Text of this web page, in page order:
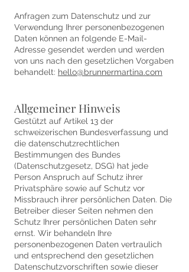
Anfragen zum Datenschutz und zur
Verwendung Ihrer personenbezogenen
Daten können an folgende E-Mail-
Adresse gesendet werden und werden
von uns nach den gesetzlichen Vorgaben
behandelt: hello@brunnermartina.com
Allgemeiner Hinweis
Gestützt auf Artikel 13 der
schweizerischen Bundesverfassung und
die datenschutzrechtlichen
Bestimmungen des Bundes
(Datenschutzgesetz, DSG) hat jede
Person Anspruch auf Schutz ihrer
Privatsphäre sowie auf Schutz vor
Missbrauch ihrer persönlichen Daten. Die
Betreiber dieser Seiten nehmen den
Schutz Ihrer persönlichen Daten sehr
ernst. Wir behandeln Ihre
personenbezogenen Daten vertraulich
und entsprechend den gesetzlichen
Datenschutzvorschriften sowie dieser